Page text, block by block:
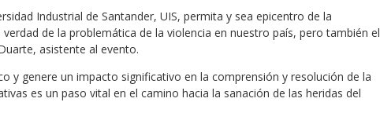
Industrial de Santander, UIS, permita y sea epicentro de la
de la problemática de la violencia en nuestro país, pero también el
asistente al evento.
y genere un impacto significativo en la comprensión y resolución de la
es un paso vital en el camino hacia la sanación de las heridas del